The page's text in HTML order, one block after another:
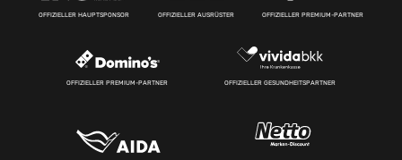
OFFIZIELLER HAUPTSPONSOR OFFIZIELLER AUSRÜSTER OFFIZIELLER PREMIUM-PARTNER
OFFIZIELLER PREMIUM-PARTNER OFFIZIELLER GESUNDHEITSPARTNER